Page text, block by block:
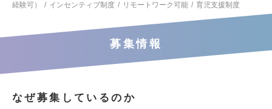
経験可）
インセンティブ制度 リモートワーク可能 育児支援制度
募集情報
なぜ募集しているのか